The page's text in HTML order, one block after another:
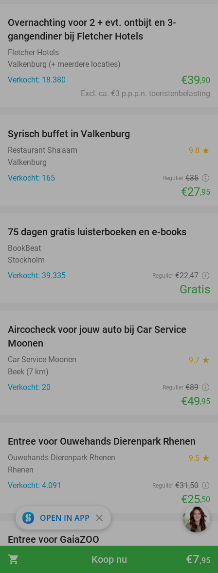
shopping_cart €7,95
Koop nu
Overnachting voor 2 + evt. ontbijt en 3-
gangendiner bij Fletcher Hotels
Fletcher Hotels
Valkenburg (+ meerdere locaties)
Verkocht: 18.380
€39,90
Excl. ca. €3 p.p.p.n. toeristenbelasting
Syrisch buffet in Valkenburg
Restaurant Sha'aam 9.8 star
Valkenburg
Verkocht: 165
Regulier €35
€27,95
75 dagen gratis luisterboeken en e-books
BookBeat
Stockholm
Verkocht: 39.335
Regulier €22,47
Gratis
Aircocheck voor jouw auto bij Car Service
Moonen
Car Service Moonen 9.7 star
Beek (7 km)
Verkocht: 20
Regulier €89
€49,95
19%
Entree voor Ouwehands Dierenpark Rhenen
Ouwehands Dierenpark Rhenen 9.5 star
Rhenen
Verkocht: 4.091
Regulier €31,50
€25,50
14%
favorite_border
Entree voor GaiaZOO
GaiaZOO 9.2 star
OPEN IN APP close